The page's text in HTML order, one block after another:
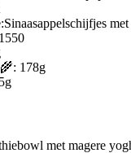
Sinaasappelschijfjes
1550
🌾: 178g
met magere